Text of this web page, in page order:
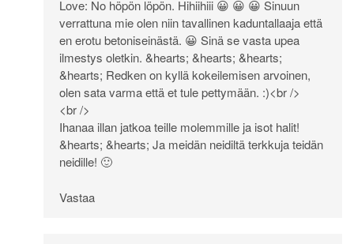
Love: No höpön löpön. Hihiihiii 😀 😀 😀 Sinuun
verrattuna mie olen niin tavallinen kaduntallaaja että
en erotu betoniseinästä. 😀 Sinä se vasta upea
ilmestys oletkin. &hearts; &hearts; &hearts;
&hearts; Redken on kyllä kokeilemisen arvoinen,
olen sata varma että et tule pettymään. :)<br />
<br />
Ihanaa illan jatkoa teille molemmille ja isot halit!
&hearts; &hearts; Ja meidän neidiltä terkkuja teidän
neidille! 🙂
Vastaa